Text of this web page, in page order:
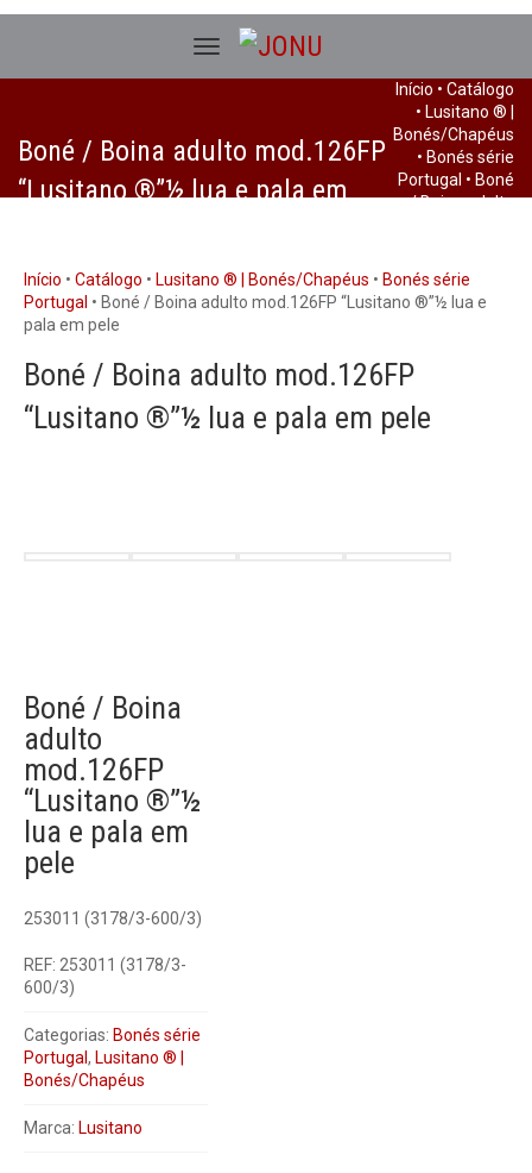
Boné / Boina adulto mod.126FP
“Lusitano ®”½ lua e pala em
Início • Catálogo
• Lusitano ® |
Bonés/Chapéus
• Bonés série
Portugal • Boné
/ Boina adulto
lua e pala em
Início • Catálogo • Lusitano ® | Bonés/Chapéus • Bonés série
Portugal • Boné / Boina adulto mod.126FP “Lusitano ®”½ lua e
pala em pele
Boné / Boina adulto mod.126FP
“Lusitano ®”½ lua e pala em pele
Boné / Boina
adulto
mod.126FP
“Lusitano ®”½
lua e pala em
pele
253011 (3178/3-600/3)
REF: 253011 (3178/3-
600/3)
Categorias: Bonés série
Portugal , Lusitano ® |
Bonés/Chapéus
Marca: Lusitano